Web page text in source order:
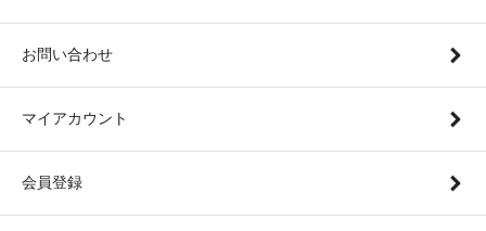
お問い合わせ
マイアカウント
会員登録